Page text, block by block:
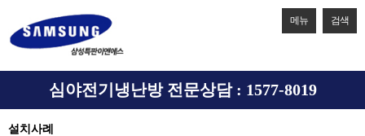
메뉴 검색
심야전기냉난방 전문상담 : 1577-8019
설치사례